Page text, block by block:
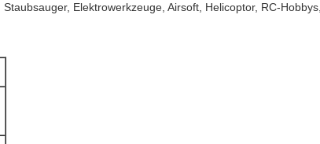
Elektrowerkzeuge, Airsoft, Helicoptor, RC-Hobbys,